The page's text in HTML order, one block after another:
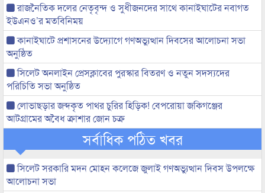
রাজনৈতিক দলের নেতৃবৃন্দ ও সুধীজনদের সাথে কানাইঘাটের নবাগত
ইউএনও’র মতবিনিময়
কানাইঘাটে প্রশাসনের উদ্যোগে গণঅভ্যুত্থান দিবসের আলোচনা সভা
অনুষ্ঠিত
সিলেট অনলাইন প্রেসক্লাবের পুরস্কার বিতরণ ও নতুন সদস্যদের
পরিচিতি সভা অনুষ্ঠিত
লোভাছড়ার জব্দকৃত পাথর চুরির হিড়িক! বেপরোয়া জকিগঞ্জের
আটগ্রামের অবৈধ ক্রাশার জোন চক্র
সর্বাধিক পঠিত খবর
সিলেট সরকারি মদন মোহন কলেজে জুলাই গণঅভ্যুত্থান দিবস উপলক্ষে
আলোচনা সভা